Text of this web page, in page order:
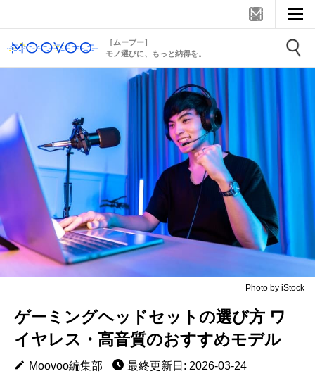
［ムーブー］
モノ選びに、もっと納得を。
Photo by iStock
ゲーミングヘッドセットの選び方 ワ
イヤレス・高音質のおすすめモデル
Moovoo編集部
最終更新日: 2026-03-24